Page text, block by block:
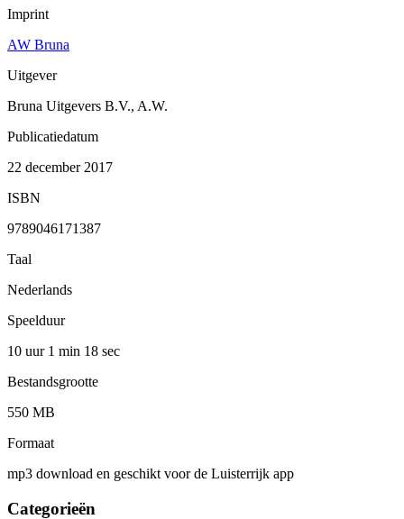
Imprint
AW Bruna
Uitgever
Bruna Uitgevers B.V., A.W.
Publicatiedatum
22 december 2017
ISBN
9789046171387
Taal
Nederlands
Speelduur
10 uur 1 min 18 sec
Bestandsgrootte
550 MB
Formaat
mp3 download en geschikt voor de Luisterrijk app
Categorieën